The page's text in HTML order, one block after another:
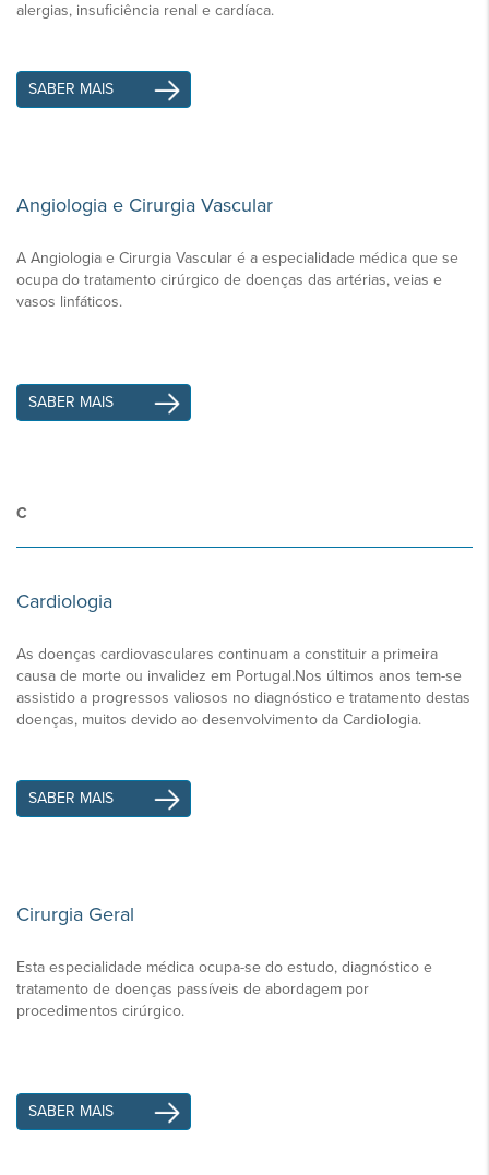
alergias, insuficiência renal e cardíaca.
SABER MAIS
Angiologia e Cirurgia Vascular
A Angiologia e Cirurgia Vascular é a especialidade médica que se
ocupa do tratamento cirúrgico de doenças das artérias, veias e
vasos linfáticos.
SABER MAIS
C
Cardiologia
As doenças cardiovasculares continuam a constituir a primeira
causa de morte ou invalidez em Portugal.Nos últimos anos tem-se
assistido a progressos valiosos no diagnóstico e tratamento destas
doenças, muitos devido ao desenvolvimento da Cardiologia.
SABER MAIS
Cirurgia Geral
Esta especialidade médica ocupa-se do estudo, diagnóstico e
tratamento de doenças passíveis de abordagem por
procedimentos cirúrgico.
SABER MAIS